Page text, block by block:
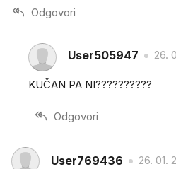
Odgovori
User505947 26.
KUČAN PA NI??????????
Odgovori
User769436 26. 01.